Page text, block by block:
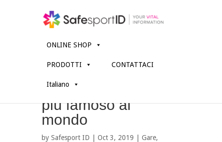
ONLINE SHOP
PRODOTTI CONTATTACI
Italiano
Nascita del triathlon
più famoso al
mondo
by Safesport ID | Oct 3, 2019 | Gare,